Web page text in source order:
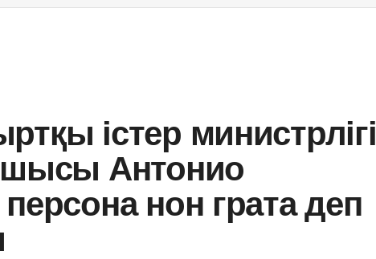
істер министрлігі
Антонио
нон грата деп